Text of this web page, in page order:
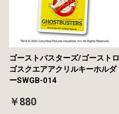
ゴーストバスターズ/ゴーストロ
ゴスクエアアクリルキーホルダ
ーSWGB-014
￥880